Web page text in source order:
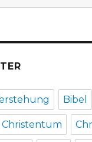
Bibel
Christentum